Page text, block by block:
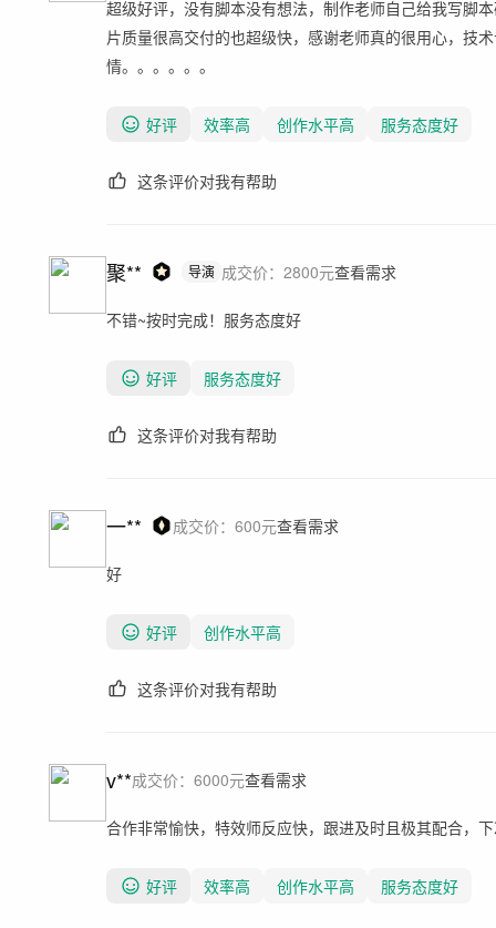
超级好评，没有脚本没有想法，制作老师自己给我写脚
片质量很高交付的也超级快，感谢老师真的很用心，技
情。。。。。。
好评 效率高 创作水平高 服务态度好
这条评价对我有帮助
聚** 导演 成交价： 2800元查看需求
不错~按时完成！服务态度好
好评 服务态度好
这条评价对我有帮助
一** 成交价： 600元查看需求
好
好评 创作水平高
这条评价对我有帮助
v**成交价： 6000元查看需求
合作非常愉快，特效师反应快，跟进及时且极其配合，
好评 效率高 创作水平高 服务态度好